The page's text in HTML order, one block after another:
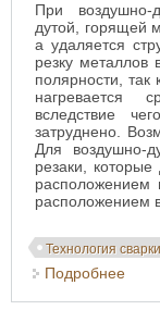
При воздушно-
дутой, горящей
а удаляется
резку металлов
полярности,
нагревается
вследствие
затруднено.
Для воздушно-
резаки,
расположением
расположением
Технология сварки
Подробнее